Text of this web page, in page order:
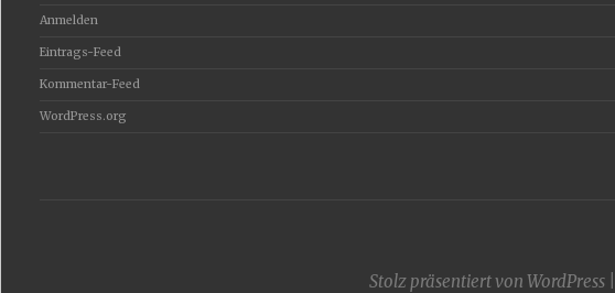
Anmelden
Eintrags-Feed
Kommentar-Feed
WordPress.org
Stolz präsentiert von WordPress